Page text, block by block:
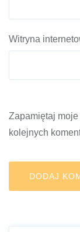
Witryna
Zapamiętaj
kolejnych